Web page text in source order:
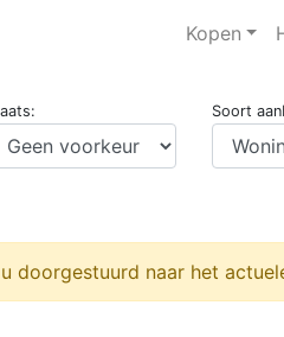
Kopen
Soort
doorgestuurd naar het